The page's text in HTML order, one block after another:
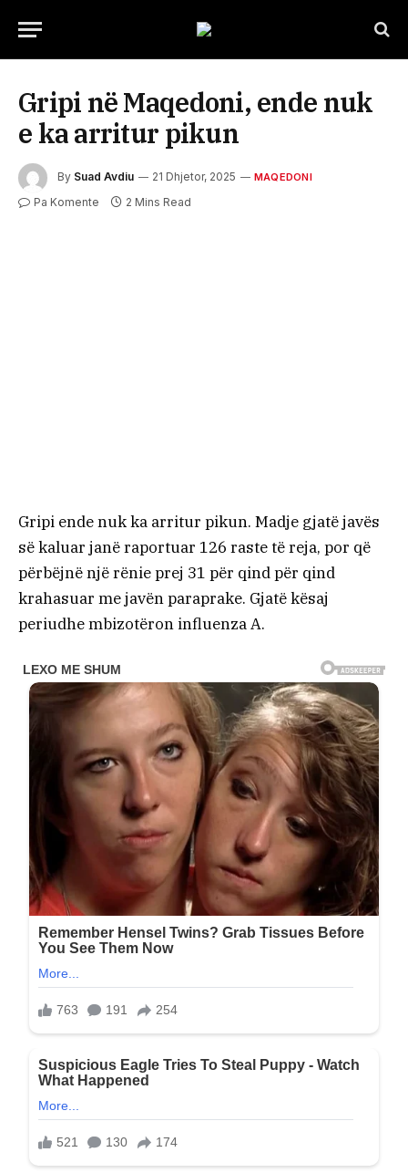
Gripi në Maqedoni, ende nuk
e ka arritur pikun
By Suad Avdiu 21 Dhjetor, 2025 MAQEDONI
Pa Komente 2 Mins Read
Gripi ende nuk ka arritur pikun. Madje gjatë javës
së kaluar janë raportuar 126 raste të reja, por që
përbëjnë një rënie prej 31 për qind për qind
krahasuar me javën paraprake. Gjatë kësaj
periudhe mbizotëron influenza A.